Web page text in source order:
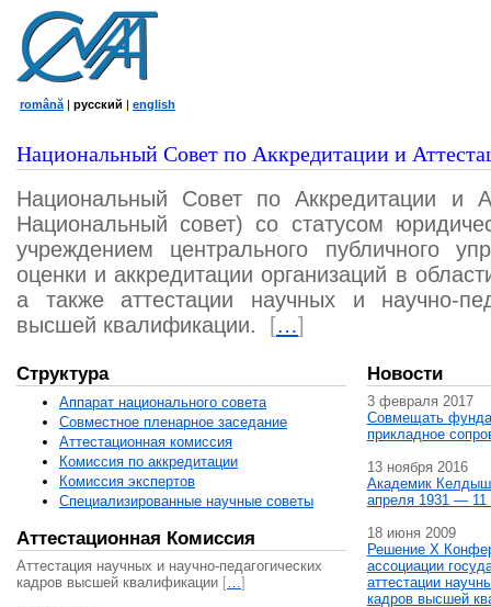
română | русский | english
Национальный Совет по Аккредитации и
Национальный Совет по Аккредитации и
Национальный совет) со статусом
учреждением центрального публичного
оценки и аккредитации организаций в
а также аттестации научных и научно-
высшей квалификации.
[…]
Структура
Аппарат национального совета
Совместное пленарное заседание
Аттестационная комисcия
Комиссия по аккредитации
Комиссия экспертов
Специализированные научные советы
Аттестационная Комиссия
Аттестация научных и научно-педагогических
кадров высшей квалификации […]
Новости
3 февраля 2017
Совмещать
прикладное
13 ноября 2016
Академик
апреля 1931 — 11
18 июня 2009
Решение X
ассоциации
аттестации
кадров высшей